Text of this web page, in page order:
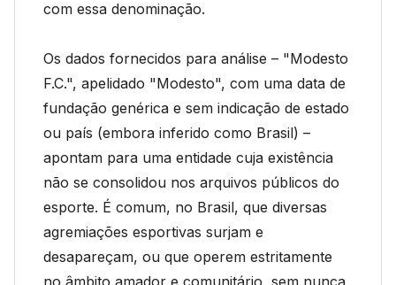
com essa denominação.
Os dados fornecidos para análise – "Modesto
F.C.", apelidado "Modesto", com uma data de
fundação genérica e sem indicação de estado
ou país (embora inferido como Brasil) –
apontam para uma entidade cuja existência
não se consolidou nos arquivos públicos do
esporte. É comum, no Brasil, que diversas
agremiações esportivas surjam e
desapareçam, ou que operem estritamente
no âmbito amador e comunitário, sem nunca